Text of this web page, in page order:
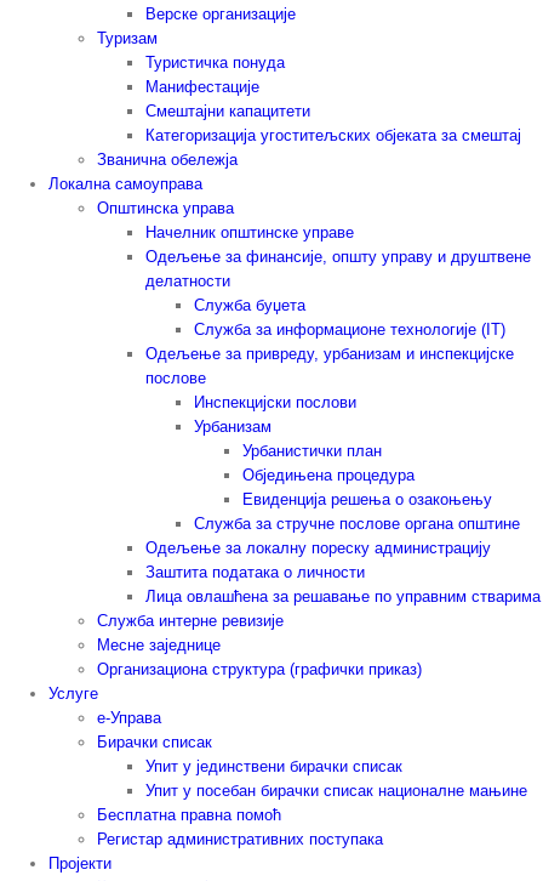
Верске организације
Туризам
Туристичка понуда
Манифестације
Смештајни капацитети
Категоризација угоститељских објеката за смештај
Званична обележја
Локална самоуправа
Општинска управа
Начелник општинске управе
Одељење за финансије, општу управу и друштвене
делатности
Служба буџета
Служба за информационе технологије (IT)
Одељење за привреду, урбанизам и инспекцијске
послове
Инспекцијски послови
Урбанизам
Урбанистички план
Обједињена процедура
Евиденција решења о озакоњењу
Служба за стручне послове органа општине
Одељење за локалну пореску администрацију
Заштита података о личности
Лица овлашћена за решавање по управним стварима
Служба интерне ревизије
Месне заједнице
Организациона структура (графички приказ)
Услуге
е-Управа
Бирачки списак
Упит у јединствени бирачки списак
Упит у посебан бирачки списак националне мањине
Бесплатна правна помоћ
Регистар административних поступака
Пројекти